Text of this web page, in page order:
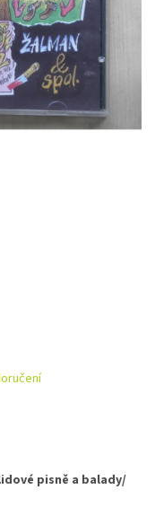
/lidové pisně a balady/